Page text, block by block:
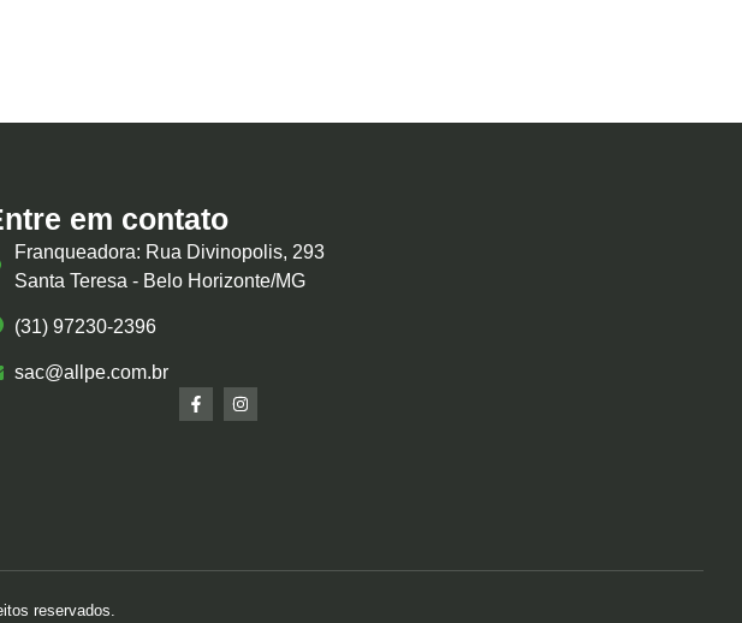
em contato
Franqueadora: Rua Divinopolis, 293
Santa Teresa - Belo Horizonte/MG
(31) 97230-2396
sac@allpe.com.br
reservados.